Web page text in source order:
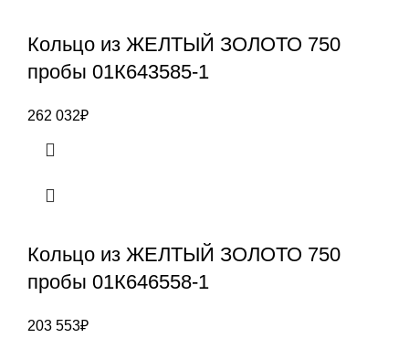
Кольцо из ЖЕЛТЫЙ ЗОЛОТО 750
пробы 01К643585-1
262 032₽
Кольцо из ЖЕЛТЫЙ ЗОЛОТО 750
пробы 01К646558-1
203 553₽